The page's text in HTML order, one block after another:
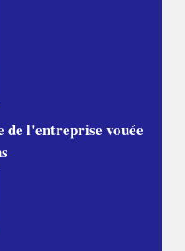
de l'entreprise vouée